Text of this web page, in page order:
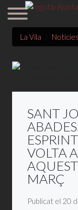
La Vila Notícies
SANT
VOLTA
MARÇ
Detalls
Publicat el 20